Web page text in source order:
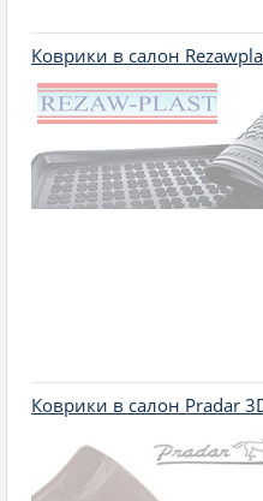
Коврики в салон
Коврики в салон Pradar